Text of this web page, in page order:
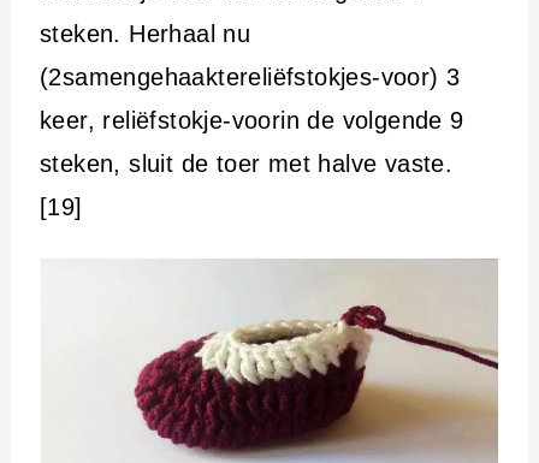
steken. Herhaal nu
(2samengehaaktereliëfstokjes-voor) 3
keer, reliëfstokje-voorin de volgende 9
steken, sluit de toer met halve vaste.
[19]